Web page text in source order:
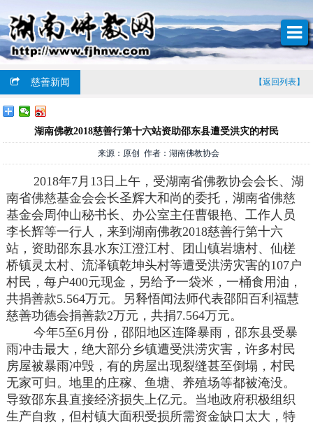
慈善新闻 【返回列表】
湖南佛教2018慈善行第十六站资助邵东县遭受洪灾的村民
来源：原创 作者：湖南佛教协会
2018年7月13日上午，受湖南省佛教协会会长、湖
南省佛慈基金会会长圣辉大和尚的委托，湖南省佛慈
基金会周仲山秘书长、办公室主任曹银艳、工作人员
李长辉等一行人，来到湖南佛教2018慈善行第十六
站，资助邵东县水东江澄江村、团山镇岩塘村、仙槎
桥镇灵太村、流泽镇乾坤头村等遭受洪涝灾害的107户
村民，每户400元现金，另给予一袋米，一桶食用油，
共捐善款5.564万元。另释悟闻法师代表邵阳百利福慧
慈善功德会捐善款2万元，共捐7.564万元。
今年5至6月份，邵阳地区连降暴雨，邵东县受暴
雨冲击最大，绝大部分乡镇遭受洪涝灾害，许多村民
房屋被暴雨冲毁，有的房屋出现裂缝甚至倒塌，村民
无家可归。地里的庄稼、鱼塘、养殖场等都被淹没。
导致邵东县直接经济损失上亿元。当地政府积极组织
生产自救，但村镇大面积受损所需资金缺口太大，特